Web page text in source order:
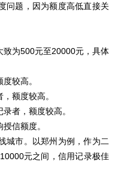
问题，因为额度高低直接关
致为500元至20000元，具体
较高。
额度较高。
者，额度较高。
信额度。
城市。以郑州为例，作为二
元之间，信用记录极佳